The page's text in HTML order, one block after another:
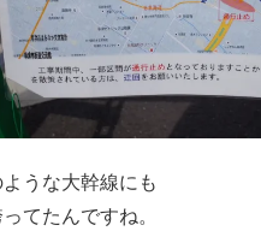
うな大幹線にも
てたんですね。